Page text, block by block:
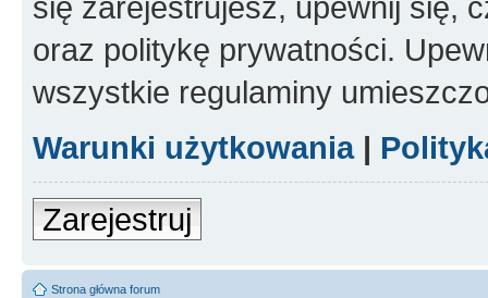
się zarejestrujesz, upewnij się,
oraz politykę prywatności.
wszystkie regulaminy
Warunki użytkowania|
Zarejestruj
Strona główna forum